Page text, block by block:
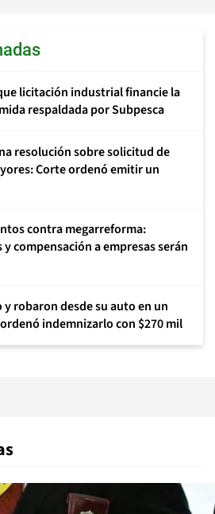
licitación industrial financie la
respaldada por Subpesca
resolución sobre solicitud de
Corte ordenó emitir un
contra megarreforma:
compensación a empresas serán
robaron desde su auto en un
indemnizarlo con $270 mil